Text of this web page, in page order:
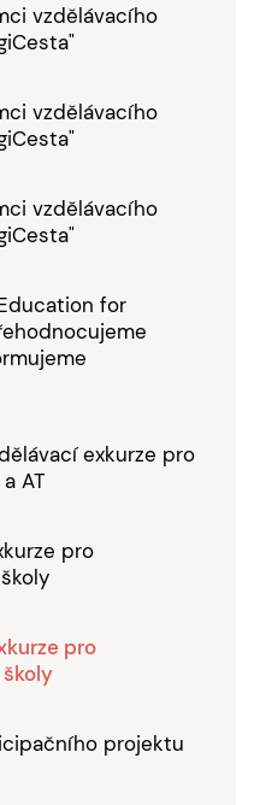
vzdělávacího
vzdělávacího
vzdělávacího
for
exkurze pro
AT
pro
pro
projektu